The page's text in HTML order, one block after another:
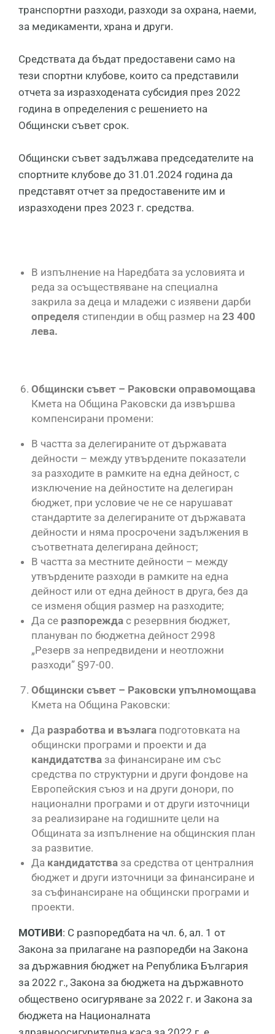
транспортни разходи, разходи за охрана, наеми,
за медикаменти, храна и други.
Средствата да бъдат предоставени само на
тези спортни клубове, които са представили
отчета за изразходената субсидия през 2022
година в определения с решението на
Общински съвет срок.
Общински съвет задължава председателите на
спортните клубове до 31.01.2024 година да
представят отчет за предоставените им и
изразходени през 2023 г. средства.
В изпълнение на Наредбата за условията и
реда за осъществяване на специална
закрила за деца и младежи с изявени дарби
определя стипендии в общ размер на 23 400
лева.
Общински съвет – Раковски оправомощава
Кмета на Община Раковски да извършва
компенсирани промени:
В частта за делегираните от държавата
дейности – между утвърдените показатели
за разходите в рамките на една дейност, с
изключение на дейностите на делегиран
бюджет, при условие че не се нарушават
стандартите за делегираните от държавата
дейности и няма просрочени задължения в
съответната делегирана дейност;
В частта за местните дейности – между
утвърдените разходи в рамките на една
дейност или от една дейност в друга, без да
се изменя общия размер на разходите;
Да се разпорежда с резервния бюджет,
плануван по бюджетна дейност 2998
„Резерв за непредвидени и неотложни
разходи” §97-00.
Общински съвет – Раковски упълномощава
Кмета на Община Раковски:
Да разработва и възлага подготовката на
общински програми и проекти и да
кандидатства за финансиране им със
средства по структурни и други фондове на
Европейския съюз и на други донори, по
национални програми и от други източници
за реализиране на годишните цели на
Общината за изпълнение на общинския план
за развитие.
Да кандидатства за средства от централния
бюджет и други източници за финансиране и
за съфинансиране на общински програми и
проекти.
МОТИВИ: С разпоредбата на чл. 6, ал. 1 от
Закона за прилагане на разпоредби на Закона
за държавния бюджет на Република България
за 2022 г., Закона за бюджета на държавното
обществено осигуряване за 2022 г. и Закона за
бюджета на Националната